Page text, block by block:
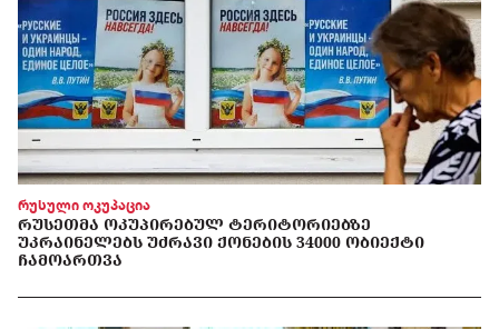
რუსული ოკუპაცია
ᲠᲣᲡᲔᲗᲛᲐ ᲝᲙᲣᲞᲘᲠᲔᲑᲣᲚ ᲢᲔᲠᲘᲢᲝᲠᲘᲔᲑᲖᲔ
ᲣᲙᲠᲐᲘᲜᲔᲚᲔᲑᲡ ᲣᲫᲠᲐᲕᲘ ᲥᲝᲜᲔᲑᲘᲡ 34000 ᲝᲑᲘᲔᲥᲢᲘ
ᲩᲐᲛᲝᲐᲠᲗᲕᲐ